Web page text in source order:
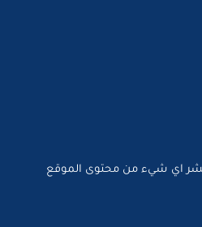
اي شيء من محتوى الموقع